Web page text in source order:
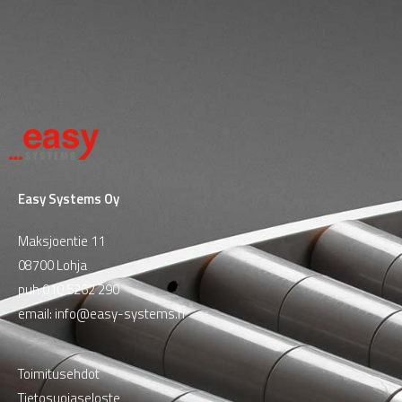
Easy Systems Oy
Maksjoentie 11
08700 Lohja
puh010 5262 290
email: info@easy-systems.fi
Toimitusehdot